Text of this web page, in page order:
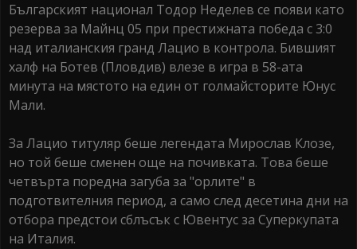
Българският национал Тодор Неделев се появи като
резерва за Майнц 05 при престижната победа с 3:0
над италианския гранд Лацио в контрола. Бившият
халф на Ботев (Пловдив) влезе в игра в 58-ата
минута на мястото на един от голмайсторите Юнус
Мали.
За Лацио титуляр беше легендата Мирослав Клозе,
но той беше сменен още на почивката. Това беше
четвърта поредна загуба за "орлите" в
подготвителния период, а само след десетина дни на
отбора предстои сблъсък с Ювентус за Суперкупата
на Италия.